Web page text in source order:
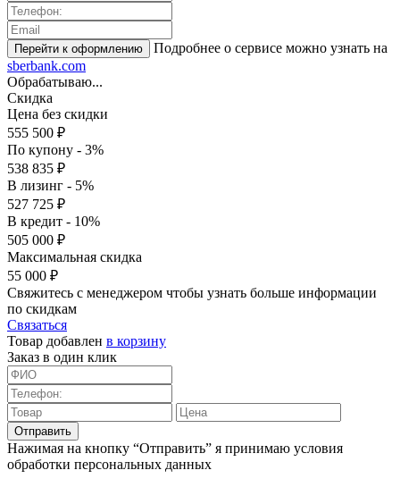
Подробнее о сервисе можно узнать на
sberbank.com
Обрабатываю...
Скидка
Цена без скидки
555 500 ₽
По купону - 3%
538 835 ₽
В лизинг - 5%
527 725 ₽
В кредит - 10%
505 000 ₽
Максимальная скидка
55 000 ₽
Свяжитесь с менеджером чтобы узнать больше информации
по скидкам
Связаться
Товар добавлен в корзину
Заказ в один клик
Отправить
Нажимая на кнопку “Отправить” я принимаю условия
обработки персональных данных